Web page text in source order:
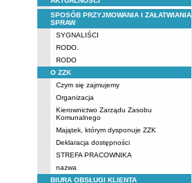
Menu
SPOSÓB PRZYJMOWANIA I ZAŁATWIANIA
SPRAW
SYGNALIŚCI
RODO.
RODO
O ZZK
Czym się zajmujemy
Organizacja
Kierownictwo Zarządu Zasobu
Komunalnego
Majątek, którym dysponuje ZZK
Deklaracja dostępności
STREFA PRACOWNIKA
nazwa
BIURA OBSŁUGI KLIENTA